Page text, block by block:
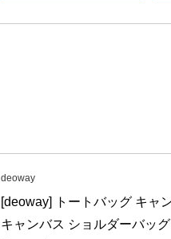
deoway
[deoway] トートバッグ キャ
キャンバス ショルダーバッ